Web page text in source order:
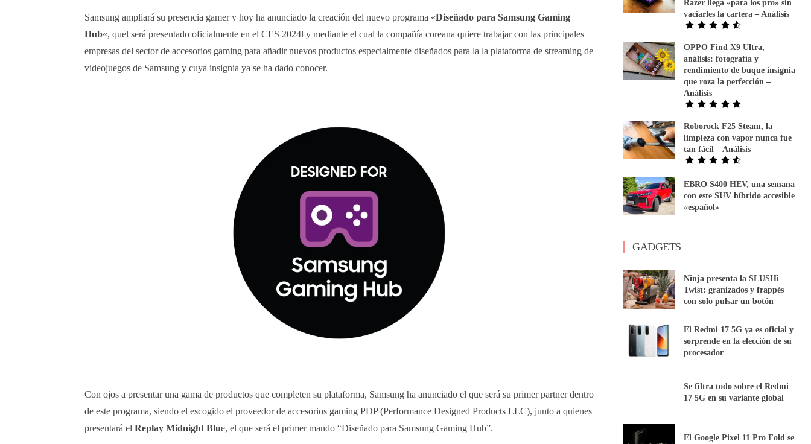
Samsung ampliará su presencia gamer y hoy ha anunciado la creación del nuevo programa «Diseñado para Samsung Gaming
Hub«, quel será presentado oficialmente en el CES 2024l y mediante el cual la compañía coreana quiere trabajar con las principales
empresas del sector de accesorios gaming para añadir nuevos productos especialmente diseñados para la la plataforma de streaming de
videojuegos de Samsung y cuya insignia ya se ha dado conocer.
Con ojos a presentar una gama de productos que completen su plataforma, Samsung ha anunciado el que será su primer partner dentro
de este programa, siendo el escogido el proveedor de accesorios gaming PDP (Performance Designed Products LLC), junto a quienes
presentará el Replay Midnight Blue, el que será el primer mando “Diseñado para Samsung Gaming Hub”.
Razer llega «para los pro» sin
vaciarles la cartera – Análisis
OPPO Find X9 Ultra,
análisis: fotografía y
rendimiento de buque insignia
que roza la perfección –
Análisis
Roborock F25 Steam, la
limpieza con vapor nunca fue
tan fácil – Análisis
EBRO S400 HEV, una semana
con este SUV híbrido accesible
«español»
GADGETS
Ninja presenta la SLUSHi
Twist: granizados y frappés
con solo pulsar un botón
El Redmi 17 5G ya es oficial y
sorprende en la elección de su
procesador
Se filtra todo sobre el Redmi
17 5G en su variante global
El Google Pixel 11 Pro Fold se